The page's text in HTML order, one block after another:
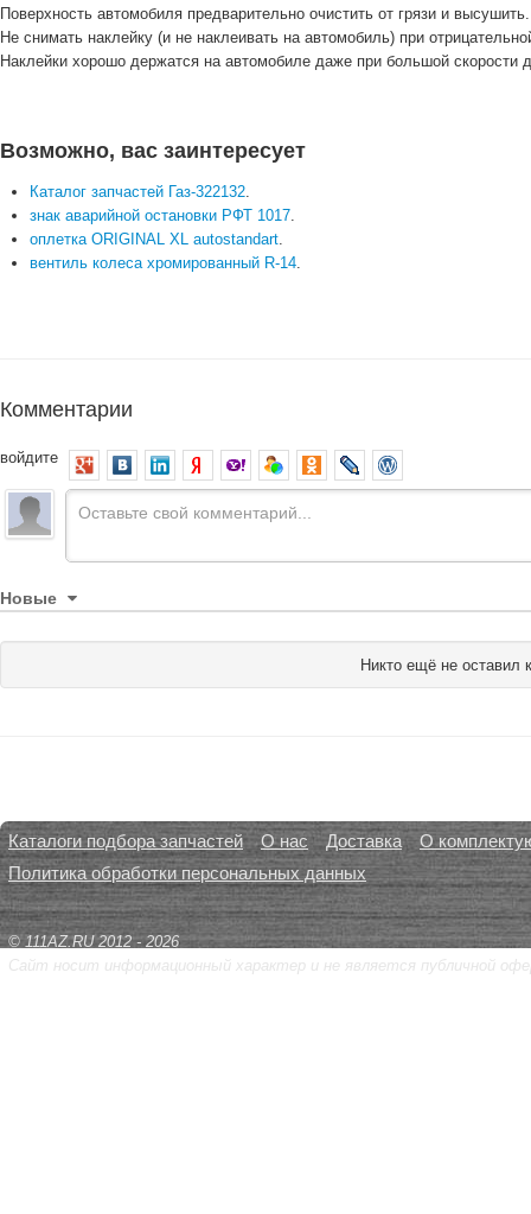
Поверхность автомобиля предварительно очистить от грязи и высушить.
Не снимать наклейку (и не наклеивать на автомобиль) при
Наклейки хорошо держатся на автомобиле даже при большой скорости
Возможно, вас заинтересует
Каталог запчастей Газ-322132.
знак аварийной остановки РФТ 1017.
оплетка ORIGINAL XL autostandart.
вентиль колеса хромированный R-14.
Комментарии
войдите
Новые
Никто ещё не оставил
Каталоги подбора запчастей О нас Доставка
О
Политика обработки персональных данных
© 111AZ.RU 2012 - 2026
Сайт носит информационный характер и не является публичной